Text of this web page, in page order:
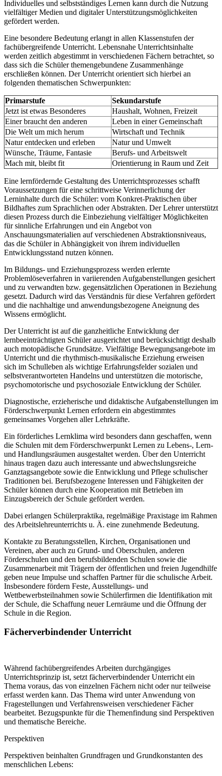
Individuelles und selbstständiges Lernen kann durch die Nutzung
vielfältiger Medien und digitaler Unterstützungsmöglichkeiten
gefördert werden.
Eine besondere Bedeutung erlangt in allen Klassenstufen der
fachübergreifende Unterricht. Lebensnahe Unterrichtsinhalte
werden zeitlich abgestimmt in verschiedenen Fächern betrachtet, so
dass sich die Schüler themengebundene Zusammenhänge
erschließen können. Der Unterricht orientiert sich hierbei an
folgenden thematischen Schwerpunkten:
Primarstufe
Sekundarstufe
Jetzt ist etwas Besonderes
Haushalt, Wohnen, Freizeit
Einer braucht den anderen
Leben in einer Gemeinschaft
Die Welt um mich herum
Wirtschaft und Technik
Natur entdecken und erleben
Natur und Umwelt
Wünsche, Träume, Fantasie
Berufs- und Arbeitswelt
Mach mit, bleibt fit
Orientierung in Raum und Zeit
Eine lernfördernde Gestaltung des Unterrichtsprozesses schafft
Voraussetzungen für eine schrittweise Verinnerlichung der
Lerninhalte durch die Schüler: vom Konkret-Praktischen über
Bildhaftes zum Sprachlichen oder Abstrakten. Der Lehrer unterstützt
diesen Prozess durch die Einbeziehung vielfältiger Möglichkeiten
für sinnliche Erfahrungen und ein Angebot von
Anschauungsmaterialien auf verschiedenen Abstraktionsniveaus,
das die Schüler in Abhängigkeit von ihrem individuellen
Entwicklungsstand nutzen können.
Im Bildungs- und Erziehungsprozess werden erlernte
Problemlöseverfahren in variierenden Aufgabenstellungen gesichert
und zu verwandten bzw. gegensätzlichen Operationen in Beziehung
gesetzt. Dadurch wird das Verständnis für diese Verfahren gefördert
und die nachhaltige und anwendungsbezogene Aneignung des
Wissens ermöglicht.
Der Unterricht ist auf die ganzheitliche Entwicklung der
lernbeeinträchtigten Schüler ausgerichtet und berücksichtigt deshalb
auch motopädische Grundsätze. Vielfältige Bewegungsangebote im
Unterricht und die rhythmisch-musikalische Erziehung erweisen
sich im Schulleben als wichtige Erfahrungsfelder sozialen und
selbstverantworteten Handelns und unterstützen die motorische,
psychomotorische und psychosoziale Entwicklung der Schüler.
Diagnostische, erzieherische und didaktische Aufgabenstellungen im
Förderschwerpunkt Lernen erfordern ein abgestimmtes
gemeinsames Vorgehen aller Lehrkräfte.
Ein förderliches Lernklima wird besonders dann geschaffen, wenn
die Schulen mit dem Förderschwerpunkt Lernen zu Lebens-, Lern-
und Handlungsräumen ausgestaltet werden. Über den Unterricht
hinaus tragen dazu auch interessante und abwechslungsreiche
Ganztagsangebote sowie die Entwicklung und Pflege schulischer
Traditionen bei. Berufsbezogene Interessen und Fähigkeiten der
Schüler können durch eine Kooperation mit Betrieben im
Einzugsbereich der Schule gefördert werden.
Dabei erlangen Schülerpraktika, regelmäßige Praxistage im Rahmen
des Arbeitslehreunterrichts u. Ä. eine zunehmende Bedeutung.
Kontakte zu Beratungsstellen, Kirchen, Organisationen und
Vereinen, aber auch zu Grund- und Oberschulen, anderen
Förderschulen und den berufsbildenden Schulen sowie die
Zusammenarbeit mit Trägern der öffentlichen und freien Jugendhilfe
geben neue Impulse und schaffen Partner für die schulische Arbeit.
Insbesondere fördern Feste, Ausstellungs- und
Wettbewerbsteilnahmen sowie Schülerfirmen die Identifikation mit
der Schule, die Schaffung neuer Lernräume und die Öffnung der
Schule in die Region.
Fächerverbindender Unterricht
Während fachübergreifendes Arbeiten durchgängiges
Unterrichtsprinzip ist, setzt fächerverbindender Unterricht ein
Thema voraus, das von einzelnen Fächern nicht oder nur teilweise
erfasst werden kann. Das Thema wird unter Anwendung von
Fragestellungen und Verfahrensweisen verschiedener Fächer
bearbeitet. Bezugspunkte für die Themenfindung sind Perspektiven
und thematische Bereiche.
Perspektiven
Perspektiven beinhalten Grundfragen und Grundkonstanten des
menschlichen Lebens: